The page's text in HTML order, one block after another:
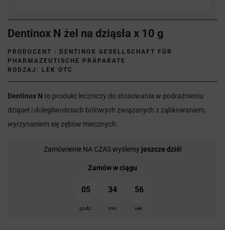
Dentinox N żel na dziąsła x 10 g
PRODUCENT :
DENTINOX GESELLSCHAFT FÜR
PHARMAZEUTISCHE PRÄPARATE
RODZAJ: LEK OTC
Dentinox N to produkt leczniczy do stosowania w podrażnieniu
dziąseł i dolegliwościach bólowych związanych z ząbkowaniem,
wyrzynaniem się zębów mlecznych.
Zamówienie NA CZAS wyślemy jeszcze dziś!
Zamów w ciągu
05 34 55
godz. min sek.